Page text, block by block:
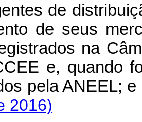
de
de seus
na
e, quando
pela ANEEL; e
2016)